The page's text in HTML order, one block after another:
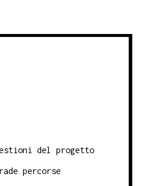
del progetto
percorse